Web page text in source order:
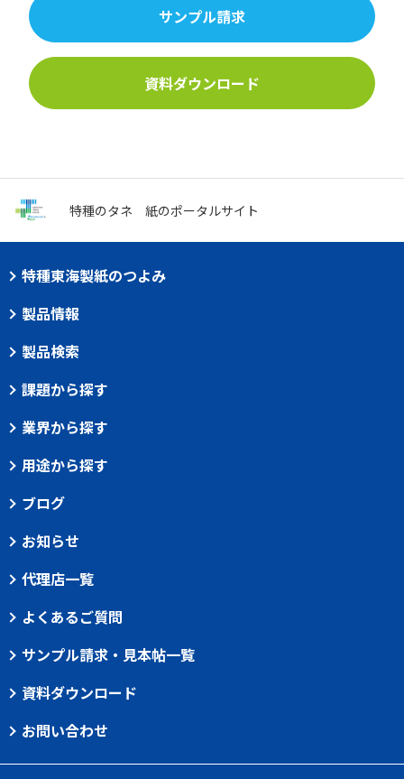
サンプル請求
資料ダウンロード
特種のタネ 紙のポータルサイト
特種東海製紙のつよみ
製品情報
製品検索
課題から探す
業界から探す
用途から探す
ブログ
お知らせ
代理店一覧
よくあるご質問
サンプル請求・見本帖一覧
資料ダウンロード
お問い合わせ